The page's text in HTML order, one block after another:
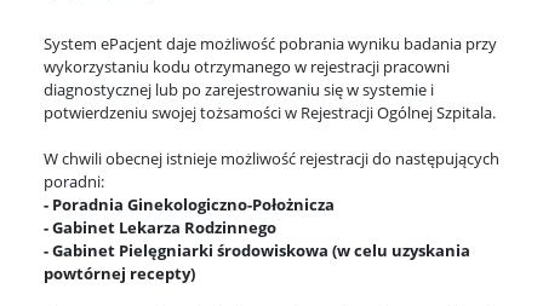
System ePacjent daje możliwość pobrania wyniku badania przy
wykorzystaniu kodu otrzymanego w rejestracji pracowni
diagnostycznej lub po zarejestrowaniu się w systemie i
potwierdzeniu swojej tożsamości w Rejestracji Ogólnej Szpitala.
W chwili obecnej istnieje możliwość rejestracji do następujących
poradni:
- Poradnia Ginekologiczno-Położnicza
- Gabinet Lekarza Rodzinnego
- Gabinet Pielęgniarki środowiskowa (w celu uzyskania
powtórnej recepty)